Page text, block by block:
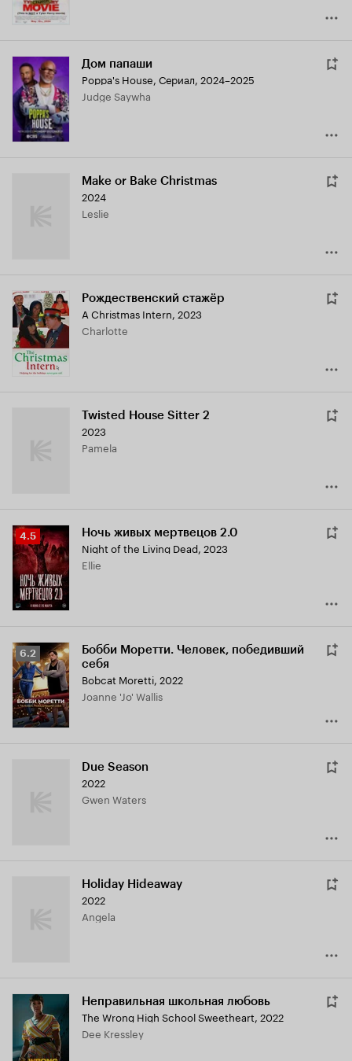
Дом папаши
Poppa's House, Сериал, 2024–2025
Judge Saywha
Make or Bake Christmas
2024
Leslie
Рождественский стажёр
A Christmas Intern, 2023
Charlotte
Twisted House Sitter 2
2023
Pamela
Рейтинг
Кинопоиска
4.5
4.5 Ночь живых мертвецов 2.0
Night of the Living Dead, 2023
Ellie
Рейтинг
Кинопоиска
6.2
6.2
Бобби Моретти. Человек, победивший
себя
Bobcat Moretti, 2022
Joanne 'Jo' Wallis
Due Season
2022
Gwen Waters
Holiday Hideaway
2022
Angela
Неправильная школьная любовь
The Wrong High School Sweetheart, 2022
Dee Kressley